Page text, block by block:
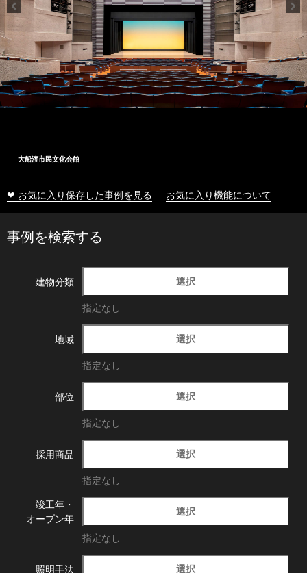
大船渡市民文化会館
❤ お気に入り保存した事例を見る お気に入り機能について
事例を検索する
建物分類 選択
指定なし
地域 選択
指定なし
部位 選択
指定なし
採用商品 選択
指定なし
竣工年・
オープン年
選択
指定なし
照明手法 選択